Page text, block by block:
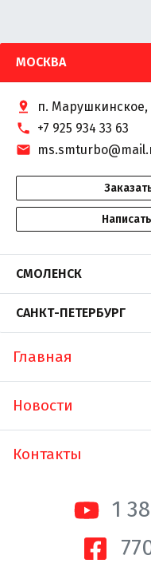
МОСКВА
п.
+7 925 934 33 63
СМОЛЕНСК
САНКТ-ПЕТЕРБУРГ
Главная
Новости
Контакты
1